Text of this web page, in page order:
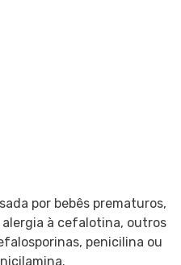
por bebês prematuros,
à cefalotina, outros
penicilina ou